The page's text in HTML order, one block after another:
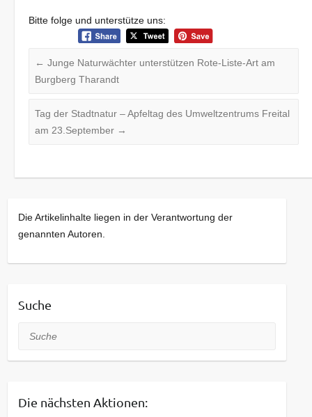
Bitte folge und unterstütze uns:
← Junge Naturwächter unterstützen Rote-Liste-Art am
Burgberg Tharandt
Tag der Stadtnatur – Apfeltag des Umweltzentrums Freital
am 23.September →
Die Artikelinhalte liegen in der Verantwortung der
genannten Autoren.
Suche
Suche
Die nächsten Aktionen: